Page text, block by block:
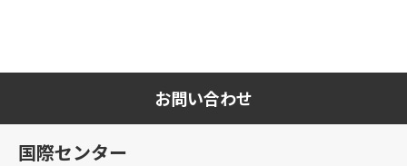
お問い合わせ
国際センター